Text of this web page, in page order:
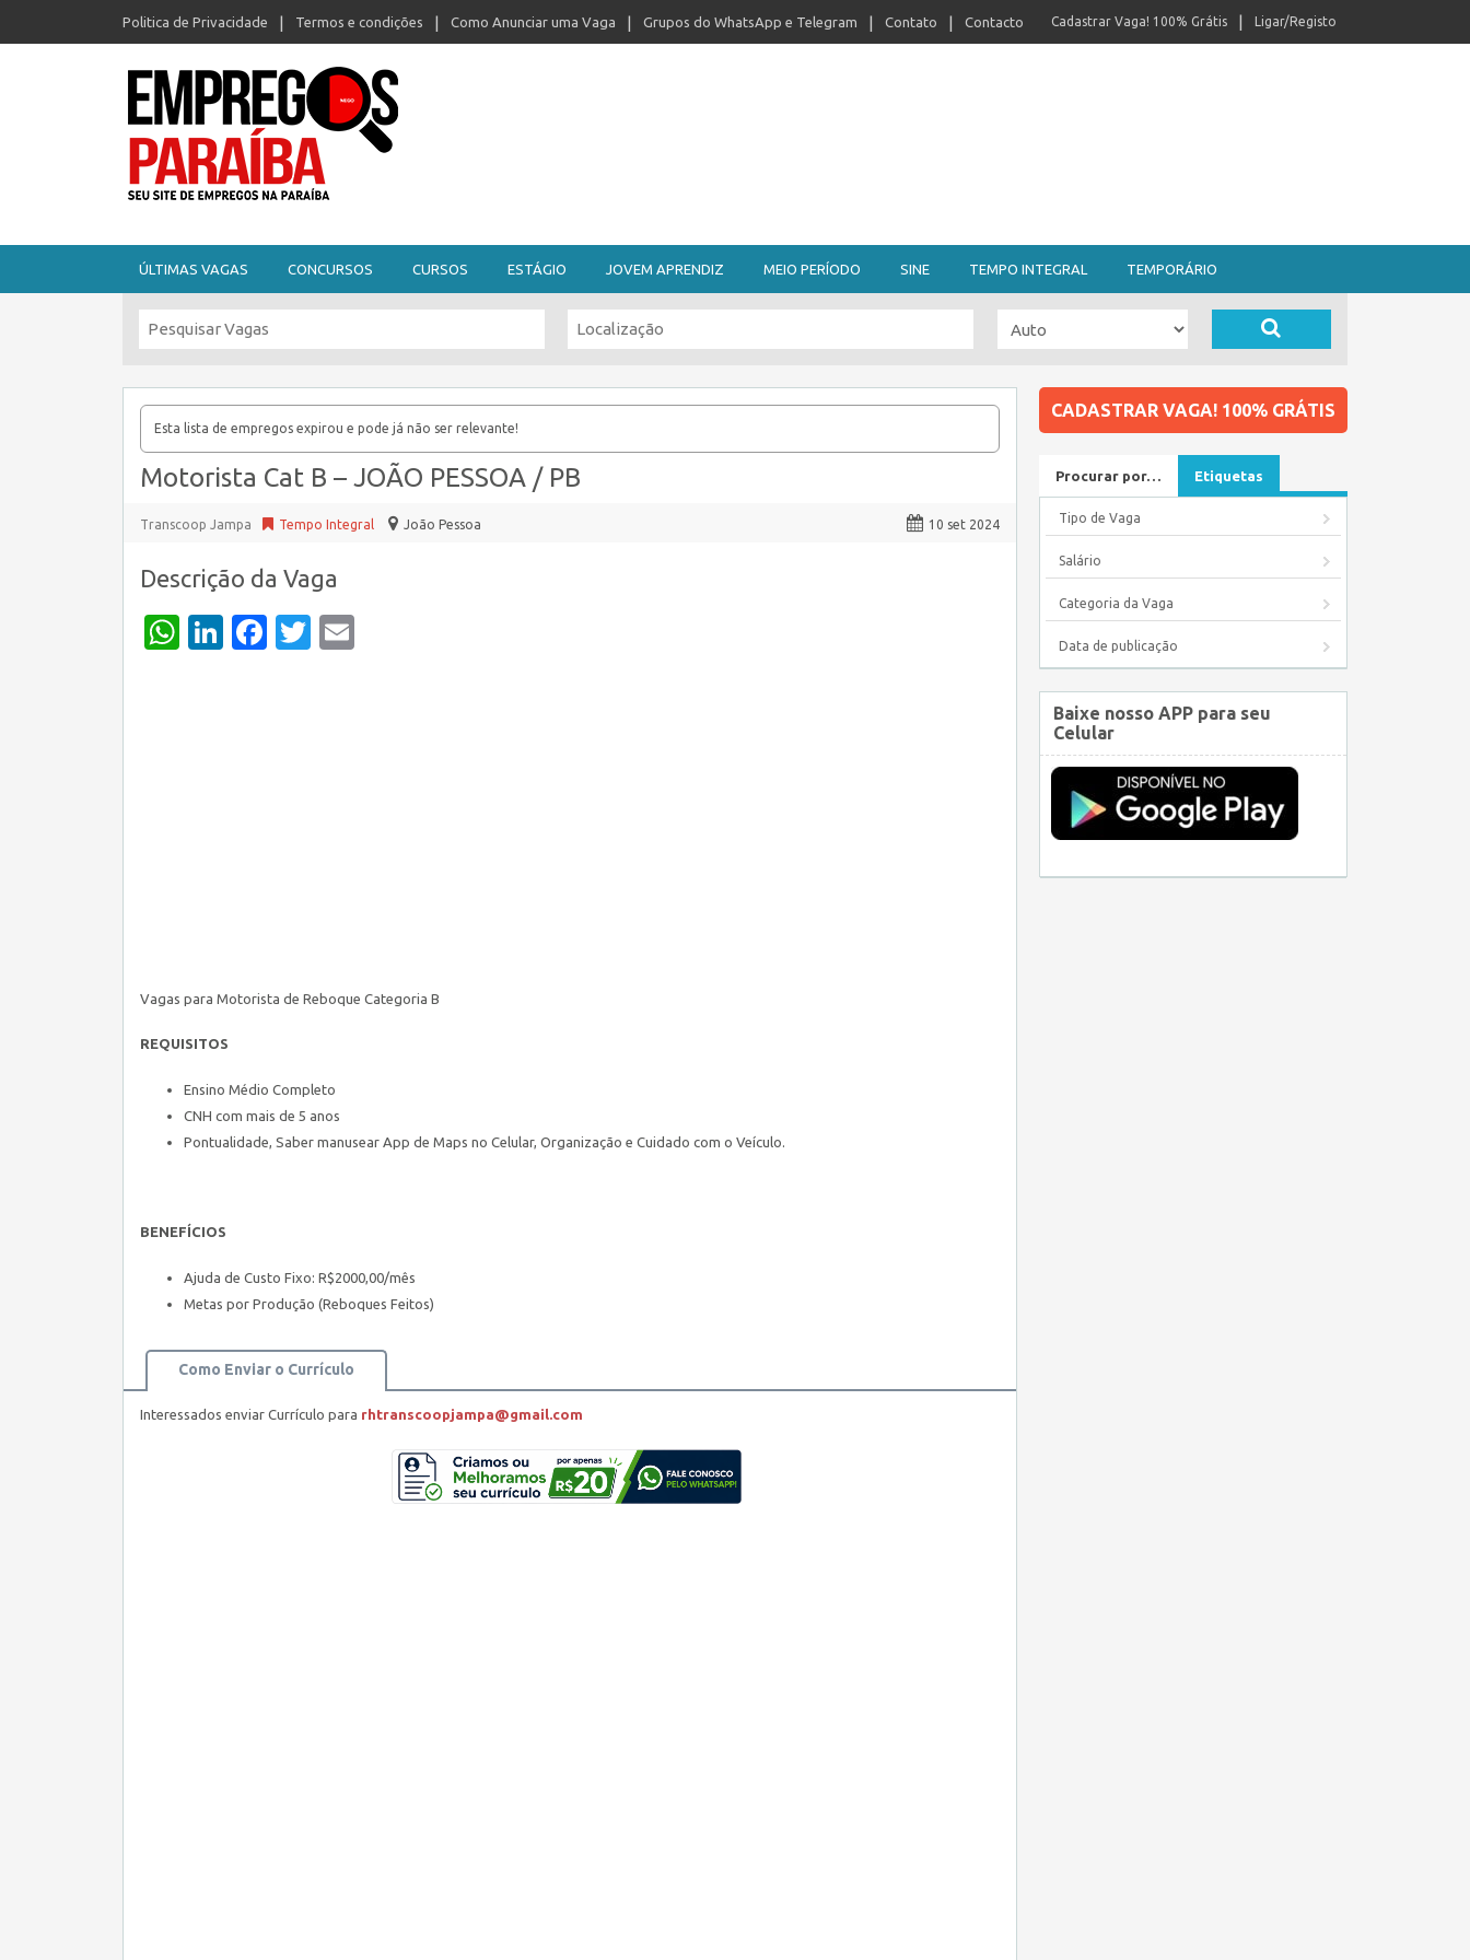
Politica de Privacidade Termos e condições Como Anunciar uma Vaga Grupos do WhatsApp e Telegram Contato Contacto Ligar/Registo
Cadastrar Vaga! 100% Grátis
ÚLTIMAS VAGAS CONCURSOS CURSOS ESTÁGIO JOVEM APRENDIZ MEIO PERÍODO SINE TEMPO INTEGRAL TEMPORÁRIO
Esta lista de empregos expirou e pode já não ser relevante!
Motorista Cat B – JOÃO PESSOA / PB
Transcoop Jampa Tempo Integral João Pessoa 10 set 2024
Descrição da Vaga
WhatsApp
LinkedIn
Facebook
Twitter
Vagas para Motorista de Reboque Categoria B
REQUISITOS
Ensino Médio Completo
CNH com mais de 5 anos
Pontualidade, Saber manusear App de Maps no Celular, Organização e Cuidado com o Veículo.
BENEFÍCIOS
Ajuda de Custo Fixo: R$2000,00/mês
Metas por Produção (Reboques Feitos)
Como Enviar o Currículo
Interessados enviar Currículo para rhtranscoopjampa@gmail.com
CADASTRAR VAGA! 100% GRÁTIS
Procurar por… Etiquetas
Tipo de Vaga
Salário
Categoria da Vaga
Data de publicação
Baixe nosso APP para seu
Celular